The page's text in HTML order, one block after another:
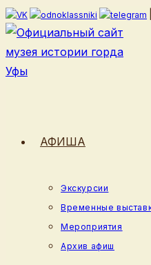
Перейти
к
содержимому
АФИША
Экскурсии
Временные
Мероприятия
Архив афиш